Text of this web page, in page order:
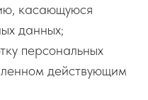
касающуюся
данных;
персональных
действующим